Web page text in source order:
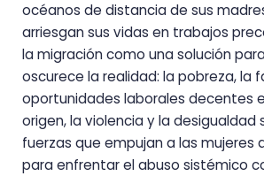
océanos de distancia de sus
arriesgan sus vidas en trabajos
la migración como una solución
oscurece la realidad: la pobreza, la
oportunidades laborales decentes
origen, la violencia y la desigualdad
fuerzas que empujan a las mujeres
para enfrentar el abuso sistémico